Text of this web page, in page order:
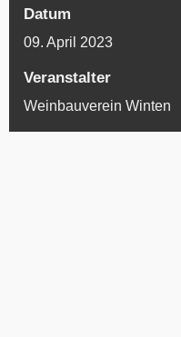
Datum
09. April 2023
Veranstalter
Weinbauverein Winten